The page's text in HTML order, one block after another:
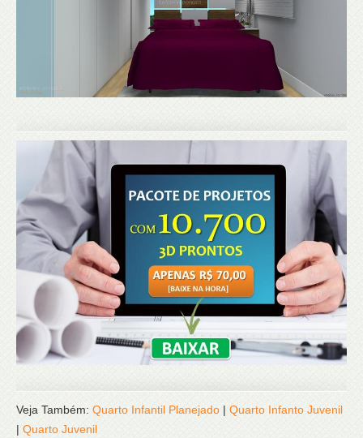
Veja Também: Quarto Infantil Planejado | Quarto Infanto Juvenil
| Quarto Juvenil